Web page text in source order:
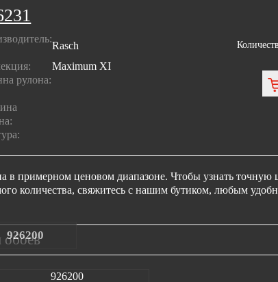
Rasch
Maximum XI
рулона:
в примерном ценовом диапазоне. Чтобы узнать точную
количества, свяжитесь с нашим бутиком, любым
обоев
926200